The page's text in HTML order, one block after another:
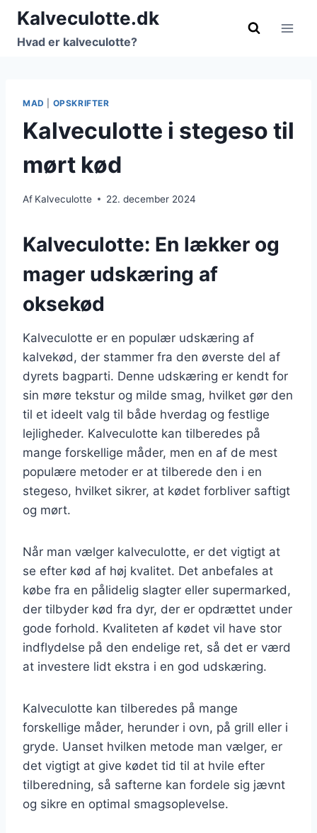
Fortsæt
indhold
Kalveculotte.dk
Hvad er kalveculotte?
MAD OPSKRIFTER
Kalveculotte i stegeso til
mørt kød
Af Kalveculotte 22. december 2024
Kalveculotte: En lækker og
mager udskæring af
oksekød
Kalveculotte er en populær udskæring af
kalvekød, der stammer fra den øverste del af
dyrets bagparti. Denne udskæring er kendt for
sin møre tekstur og milde smag, hvilket gør den
til et ideelt valg til både hverdag og festlige
lejligheder. Kalveculotte kan tilberedes på
mange forskellige måder, men en af de mest
populære metoder er at tilberede den i en
stegeso, hvilket sikrer, at kødet forbliver saftigt
og mørt.
Når man vælger kalveculotte, er det vigtigt at
se efter kød af høj kvalitet. Det anbefales at
købe fra en pålidelig slagter eller supermarked,
der tilbyder kød fra dyr, der er opdrættet under
gode forhold. Kvaliteten af kødet vil have stor
indflydelse på den endelige ret, så det er værd
at investere lidt ekstra i en god udskæring.
Kalveculotte kan tilberedes på mange
forskellige måder, herunder i ovn, på grill eller i
gryde. Uanset hvilken metode man vælger, er
det vigtigt at give kødet tid til at hvile efter
tilberedning, så safterne kan fordele sig jævnt
og sikre en optimal smagsoplevelse.